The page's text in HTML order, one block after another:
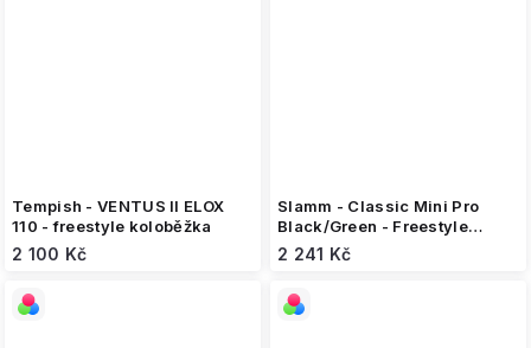
Tempish - VENTUS II ELOX
110 - freestyle koloběžka
2 100 Kč
Slamm - Classic Mini Pro
Black/Green - Freestyle
koloběžka
2 241 Kč